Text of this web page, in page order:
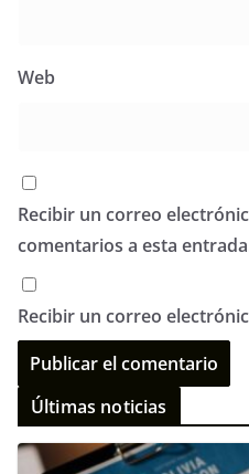
Web
Recibir un correo
comentarios a esta
Recibir un correo
Últimas noticias